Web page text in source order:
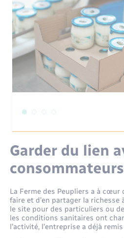
Garder du lien
consommateurs
La Ferme des Peupliers a à
faire et d’en partager la richesse
le site pour des particuliers ou
les conditions sanitaires ont
l’activité, l’entreprise a déjà